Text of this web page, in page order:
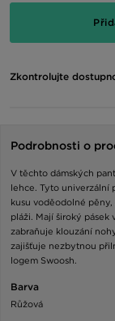
Zkontrolujte
Podrobnosti o
V těchto dámských
lehce. Tyto univerzální
kusu voděodolné
pláži. Mají široký pásek
zabraňuje klouzání
zajišťuje nezbytnou
logem Swoosh.
Barva
Růžová